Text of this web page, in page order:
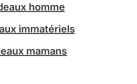
homme
immatériels
mamans